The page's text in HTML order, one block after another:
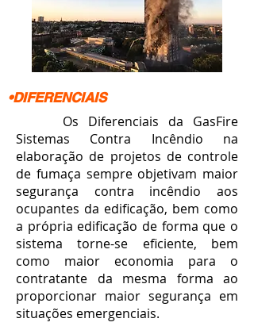
•DIFERENCIAIS
Os Diferenciais da GasFire
Sistemas Contra Incêndio na
elaboração de projetos de controle
de fumaça sempre objetivam maior
segurança contra incêndio aos
ocupantes da edificação, bem como
a própria edificação de forma que o
sistema torne-se eficiente, bem
como maior economia para o
contratante da mesma forma ao
proporcionar maior segurança em
situações emergenciais.